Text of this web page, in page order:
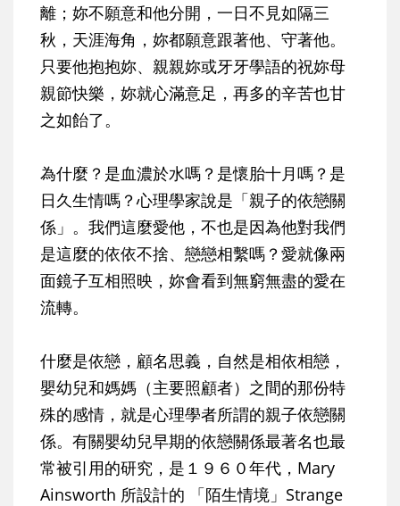
離；妳不願意和他分開，一日不見如隔三
秋，天涯海角，妳都願意跟著他、守著他。
只要他抱抱妳、親親妳或牙牙學語的祝妳母
親節快樂，妳就心滿意足，再多的辛苦也甘
之如飴了。
為什麼？是血濃於水嗎？是懷胎十月嗎？是
日久生情嗎？心理學家說是「親子的依戀關
係」。我們這麼愛他，不也是因為他對我們
是這麼的依依不捨、戀戀相繫嗎？愛就像兩
面鏡子互相照映，妳會看到無窮無盡的愛在
流轉。
什麼是依戀，顧名思義，自然是相依相戀，
嬰幼兒和媽媽（主要照顧者）之間的那份特
殊的感情，就是心理學者所謂的親子依戀關
係。有關嬰幼兒早期的依戀關係最著名也最
常被引用的研究，是１９６０年代，Mary
Ainsworth 所設計的 「陌生情境」Strange